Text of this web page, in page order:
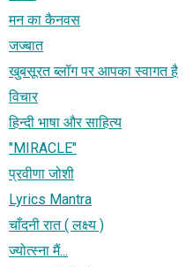
मन का कैनवस
जज्बात
खुबसूरत ब्लॉग पर आपका स्वागत है
विचार
हिन्दी भाषा और साहित्य
"MIRACLE"
प्रवीणा जोशी
Lyrics Mantra
चाँदनी रात ( लक्ष्य )
ज्योत्स्ना मैं...